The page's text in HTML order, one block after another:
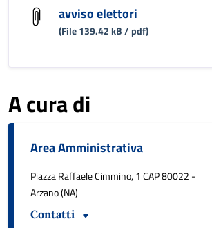
avviso elettori
(File 139.42 kB / pdf)
A cura di
Area Amministrativa
Piazza Raffaele Cimmino, 1 CAP 80022 -
Arzano (NA)
Contatti